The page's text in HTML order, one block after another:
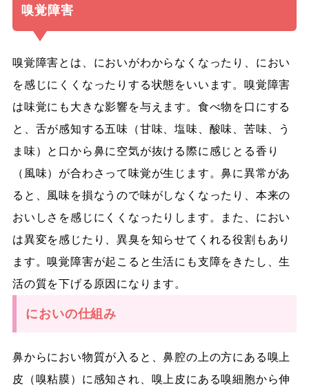
嗅覚障害
嗅覚障害とは、においがわからなくなったり、におい
を感じにくくなったりする状態をいいます。嗅覚障害
は味覚にも大きな影響を与えます。食べ物を口にする
と、舌が感知する五味（甘味、塩味、酸味、苦味、う
ま味）と口から鼻に空気が抜ける際に感じとる香り
（風味）が合わさって味覚が生じます。鼻に異常があ
ると、風味を損なうので味がしなくなったり、本来の
おいしさを感じにくくなったりします。また、におい
は異変を感じたり、異臭を知らせてくれる役割もあり
ます。嗅覚障害が起こると生活にも支障をきたし、生
活の質を下げる原因になります。
においの仕組み
鼻からにおい物質が入ると、鼻腔の上の方にある嗅上
皮（嗅粘膜）に感知され、嗅上皮にある嗅細胞から伸